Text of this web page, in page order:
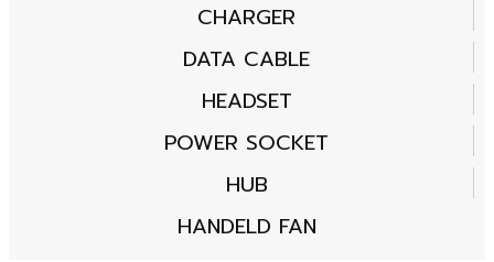
CHARGER
DATA CABLE
HEADSET
POWER SOCKET
HUB
HANDELD FAN